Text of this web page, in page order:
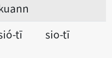
tī sio-tī